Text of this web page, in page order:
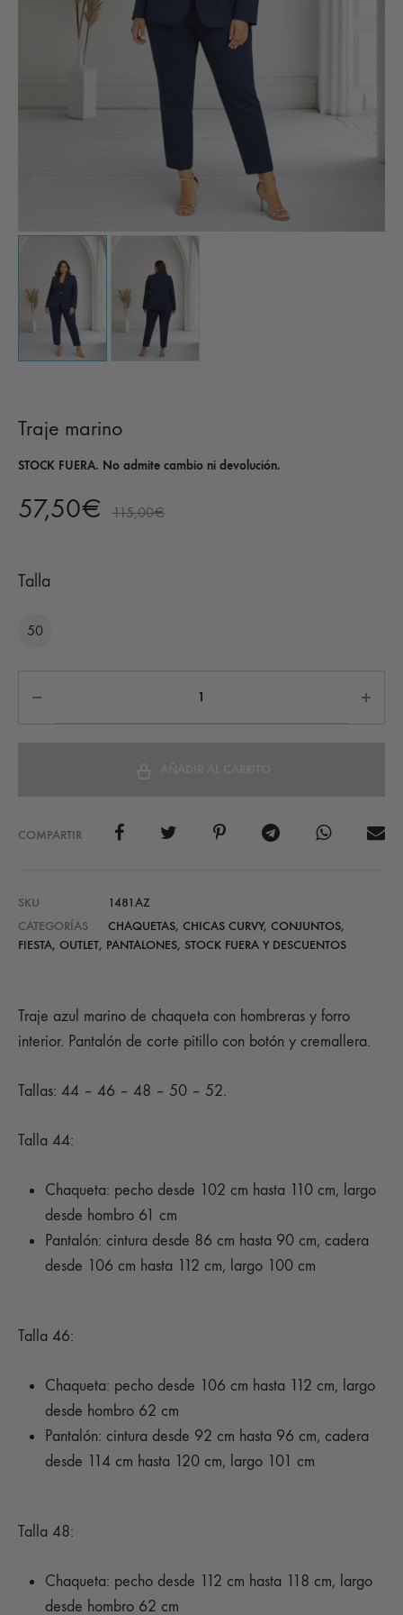
Traje marino
STOCK FUERA. No admite cambio ni devolución.
57,50€ 115,00€
Talla
50
COMPARTIR
SKU
1481AZ
CATEGORÍAS
CHAQUETAS, CHICAS CURVY, CONJUNTOS,
FIESTA, OUTLET, PANTALONES, STOCK FUERA Y DESCUENTOS
Traje azul marino de chaqueta con hombreras y forro
interior. Pantalón de corte pitillo con botón y cremallera.
Tallas: 44 – 46 – 48 – 50 – 52.
Talla 44:
Chaqueta: pecho desde 102 cm hasta 110 cm, largo
desde hombro 61 cm
Pantalón: cintura desde 86 cm hasta 90 cm, cadera
desde 106 cm hasta 112 cm, largo 100 cm
Talla 46:
Chaqueta: pecho desde 106 cm hasta 112 cm, largo
desde hombro 62 cm
Pantalón: cintura desde 92 cm hasta 96 cm, cadera
desde 114 cm hasta 120 cm, largo 101 cm
Talla 48:
Chaqueta: pecho desde 112 cm hasta 118 cm, largo
desde hombro 62 cm